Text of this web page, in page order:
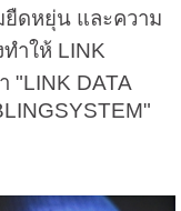
ยืดหยุ่น และความ
ำให้ LINK
"LINK DATA